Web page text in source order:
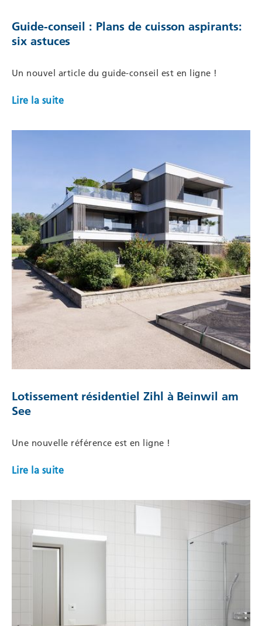
Guide-conseil : Plans de cuisson aspirants:
six astuces
Un nouvel article du guide-conseil est en ligne !
Lire la suite
Lotissement résidentiel Zihl à Beinwil am
See
Une nouvelle référence est en ligne !
Lire la suite